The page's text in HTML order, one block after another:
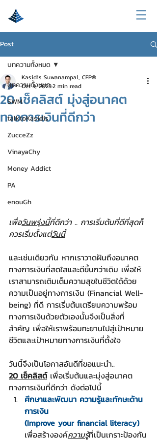
Post
บทความทั้งหมด
SWM
talktoKasidis
ZucceZz
VinayaChy
Money Addict
PA
enouGh
บทความทั้งหมด
20 เช็คลิสต์ มุ่งสู่อนาคต
ทางการเงินที่ดีกว่า
Kasidis Suwanampai, CFP®
Oct 4, 20232 min read
เพื่อวันพรุ่งนี้ที่ดีกว่า .. การเริ่มต้นที่ดีที่สุดก็
ควรเริ่มตั้งแต่วันนี้
และเช่นเดียวกัน หากเราวาดฝันถึงอนาคต
ทางการเงินที่สดใสและดีขึ้นกว่าเดิม เพื่อให้
เราสามารถเติมเต็มความสุขในชีวิตได้ด้วย
ความเป็นอยู่ทางการเงิน (Financial Well-
being) ที่ดี การเริ่มต้นเตรียมความพร้อม
ทางการเงินด้วยตัวเองนั้นจึงเป็นสิ่งที่
สำคัญ เพื่อให้เราพร้อมทะยานไปสู่เป้าหมาย
ชีวิตและเป้าหมายทางการเงินที่ตั้งใจ
วันนี้จึงเป็นโอกาสอันดีที่ขอแนะนำ..
20 เช็คลิสต์ เพื่อเริ่มต้นและมุ่งสู่อนาคต
ทางการเงินที่ดีกว่า ดังต่อไปนี้
ศึกษาและพัฒนา ความรู้และทักษะด้าน
การเงิน
(Improve your financial literacy)
เพื่อสร้างองค์ความรู้ที่เป็นเกราะป้องกัน